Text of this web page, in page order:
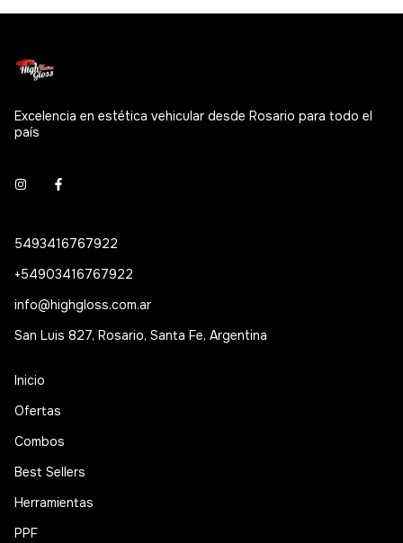
Excelencia en estética vehicular desde Rosario para todo el
país
5493416767922
+54903416767922
info@highgloss.com.ar
San Luis 827, Rosario, Santa Fe, Argentina
Inicio
Ofertas
Combos
Best Sellers
Herramientas
PPF